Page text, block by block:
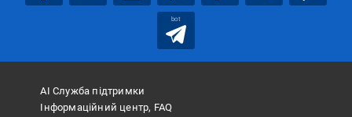
bot
АІ Служба підтримки
Інформаційний центр, FAQ